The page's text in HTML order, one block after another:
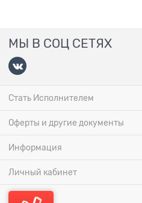
МЫ В СОЦ СЕТЯХ
Стать Исполнителем
Оферты и другие документы
Информация
Личный кабинет